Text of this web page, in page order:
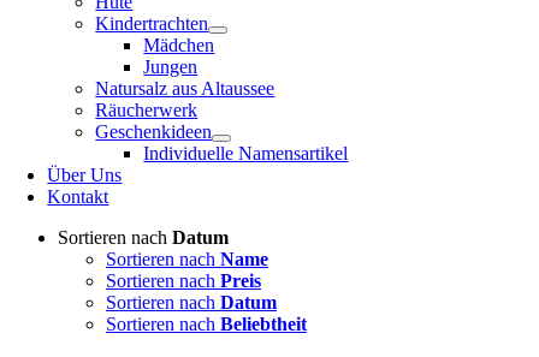
Kindertrachten
Mädchen
Jungen
Natursalz aus Altaussee
Räucherwerk
Geschenkideen
Individuelle Namensartikel
Über Uns
Kontakt
Sortieren nach Datum
Sortieren nach Name
Sortieren nach Preis
Sortieren nach Datum
Sortieren nach Beliebtheit